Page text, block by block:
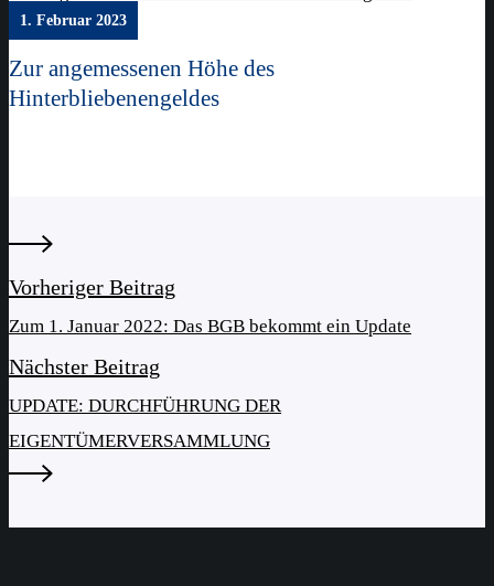
1. Februar 2023
Zur angemessenen Höhe des
Hinterbliebenengeldes
Vorheriger Beitrag
Zum 1. Januar 2022: Das BGB bekommt ein Update
Nächster Beitrag
UPDATE: DURCHFÜHRUNG DER
EIGENTÜMERVERSAMMLUNG